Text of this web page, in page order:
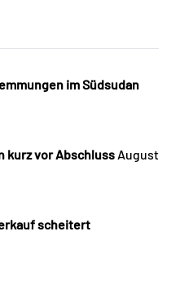
im Südsudan
kurz vor Abschluss August
scheitert